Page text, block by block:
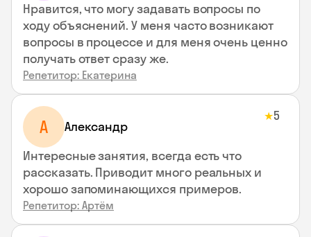
Нравится, что могу задавать вопросы по
ходу объяснений. У меня часто возникают
вопросы в процессе и для меня очень ценно
получать ответ сразу же.
Репетитор: Екатерина
А Александр
★5
Интересные занятия, всегда есть что
рассказать. Приводит много реальных и
хорошо запоминающихся примеров.
Репетитор: Артём